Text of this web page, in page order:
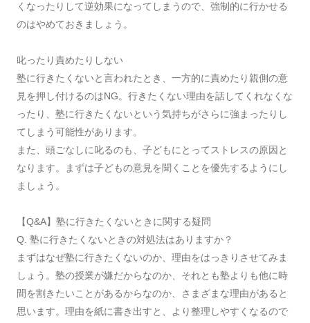
くなったりして逆効果になってしまうので、強制的に行かせる
のはやめておきましょう。
叱ったり責めたりしない
塾に行きたくないと言われたとき、一方的に責めたり親側の意
見を押し付けるのはNG。行きたくない理由を話してくれなくな
ったり、塾に行きたくないという気持ちがさらに強まったりし
てしまう可能性があります。
また、頭ごなしに叱るのも、子どもにとってストレスの原因と
なります。まずは子どもの意見を聞くことを優先するようにし
ましょう。
【Q&A】塾に行きたくないときに関する疑問
Q. 塾に行きたくないときの対処法はありますか？
まずはなぜ塾に行きたくないのか、理由をはっきりさせてみま
しょう。塾の授業が嫌だからなのか、それとも塾よりも他に時
間を割きたいことがあるからなのか、さまざまな理由があると
思います。理由を紙に書き出すと、より整理しやすくなるので